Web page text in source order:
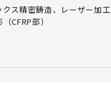
クス精密鋳造、レーザー加工
CFRP部）